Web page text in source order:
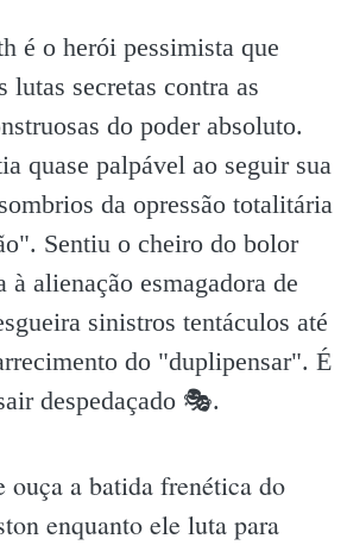
é o herói pessimista que
lutas secretas contra as
do poder absoluto.
quase palpável ao seguir sua
da opressão totalitária
Sentiu o cheiro do bolor
à alienação esmagadora de
sinistros tentáculos até
do "duplipensar". É
despedaçado 🎭.
ouça a batida frenética do
enquanto ele luta para